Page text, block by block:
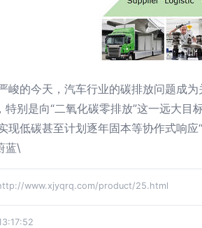
峻的今天，汽车行业的碳排放问题成
特别是向“二氧化碳零排放”这一远大
低碳甚至计划逐年固本等协作式响
蓝\
www.xjyqrq.com/product/25.html